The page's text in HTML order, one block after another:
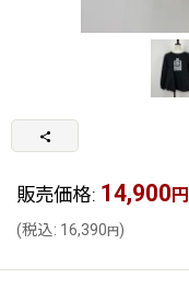
販売価格: 14,900 円
(税込: 16,390円)